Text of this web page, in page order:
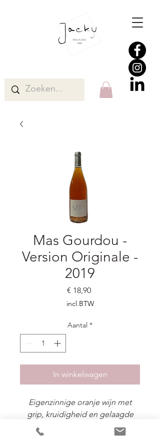
Mas Gourdou -
Version Originale -
2019
€ 18,90Prijs
incl.BTW
Aantal *
In winkelwagen
Eigenzinnige oranje wijn met
grip, kruidigheid en gelaagde
Lychee, rijp wit fruit, sinaaszeste,